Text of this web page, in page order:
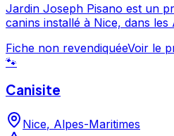
Jardin Joseph Pisano est un
canins installé à Nice, dans les
apprécié, avec une note moyenne de
ses prestations et contactez-le
service canin situé à Nice. Noté
Maps avec 29 avis.
Fiche non revendiquéeVoir le
🐾
Canisite
Nice, Alpes-Maritimes